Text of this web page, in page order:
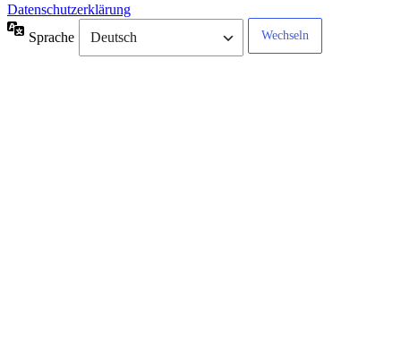
Datenschutzerklärung
Sprache